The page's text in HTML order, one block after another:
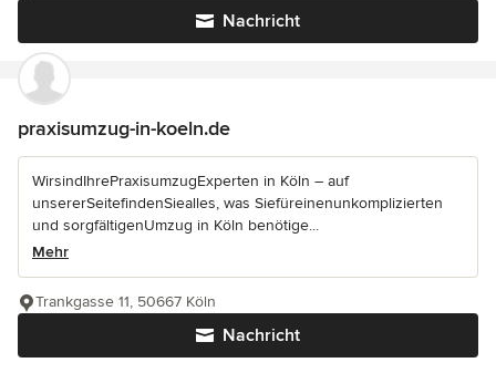
Nachricht
praxisumzug-in-koeln.de
WirsindIhrePraxisumzugExperten in Köln – auf
unsererSeitefindenSiealles, was Siefüreinenunkomplizierten
und sorgfältigenUmzug in Köln benötige...
Mehr
Nachricht
Trankgasse 11, 50667 Köln